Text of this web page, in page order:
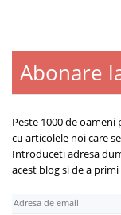
Abonare
Peste 1000 de
cu articolele noi care
Introduceti adresa
acest blog si de a
A